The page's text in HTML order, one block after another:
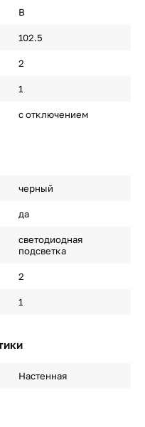
B
102.5
2
1
с отключением
черный
да
светодиодная
подсветка
2
1
Настенная